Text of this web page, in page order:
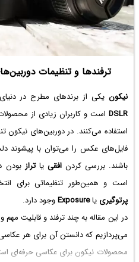
ترفندها و تنظیمات
نیکون یکی از برندهای مطرح در
DSLR است و کاربران زیادی از
استفاده می‌کنند. در دوربین‌های نیکون
فایل‌های عکس را می‌توان با پیشوند
باشند. بررسی کردنافقی یاتراز بودن
است و همین‌طور تنظیماتی برای
پرتوگیری یاExposureوجود دارد.
در این مقاله به چند ترفند و قابلیت
می‌پردازیم که دانستن آن برای هر
محصولات نیکون برای عکاسی حرفه‌ای